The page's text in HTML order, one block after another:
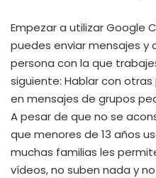
Empezar a utilizar Google
puedes enviar mensajes y
persona con la que
siguiente: Hablar con
en mensajes de grupos
A pesar de que no se
que menores de 13 años
muchas familias les
vídeos, no suben nada y